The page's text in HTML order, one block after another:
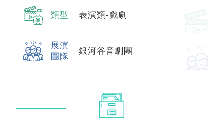
類型 表演類-戲劇
展演
團隊
銀河谷音劇團